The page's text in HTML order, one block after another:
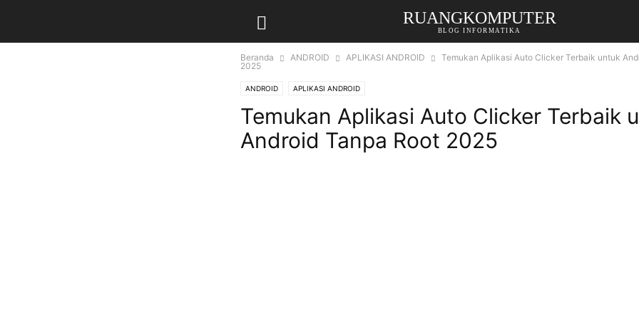
RUANGKOMPUTER
BLOG INFORMATIKA
Beranda ANDROID APLIKASI ANDROID
Temukan Aplikasi Auto Clicker Terbaik untuk
2025
ANDROID APLIKASI ANDROID
Temukan Aplikasi Auto Clicker Terbaik
Android Tanpa Root 2025